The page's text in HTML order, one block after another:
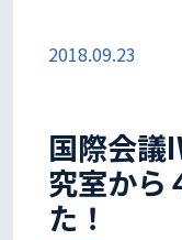
2018.09.23
国際会議
究室から
た！